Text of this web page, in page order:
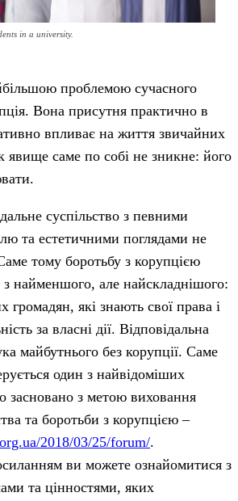
in a university.
проблемою сучасного
Вона присутня практично в
впливає на життя звичайних
явище саме по собі не зникне: його
суспільство з певними
та естетичними поглядами не
тому боротьбу з корупцією
найменшого, але найскладнішого:
громадян, які знають свої права і
за власні дії. Відповідальна
майбутнього без корупції. Саме
один з найвідоміших
засновано з метою виховання
та боротьби з корупцією –
2018/03/25/forum/.
ви можете ознайомитися з
та цінностями, яких